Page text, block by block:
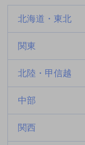
北海道・東北
関東
北陸・甲信越
中部
関西